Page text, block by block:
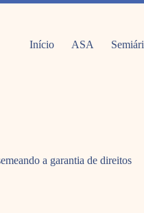
Início ASA
a garantia de direitos